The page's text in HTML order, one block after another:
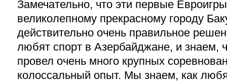
Замечательно, что эти первые
великолепному прекрасному городу
действительно очень правильное
любят спорт в Азербайджане, и знаем,
провел очень много крупных
колоссальный опыт. Мы знаем, как